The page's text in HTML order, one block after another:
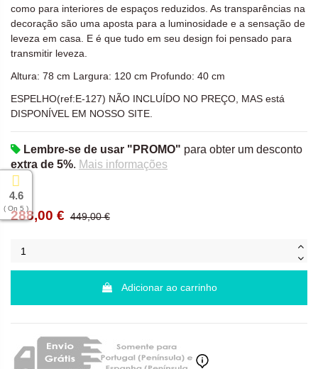
4.6
( On 5 )
como para interiores de espaços reduzidos. As transparências na
decoração são uma aposta para a luminosidade e a sensação de
leveza em casa. E é que tudo em seu design foi pensado para
transmitir leveza.
Altura: 78 cm Largura: 120 cm Profundo: 40 cm
ESPELHO(ref:E-127) NÃO INCLUÍDO NO PREÇO, MAS está
DISPONÍVEL EM NOSSO SITE.
Lembre-se de usar "PROMO" para obter um desconto
extra de 5%. Mais informações
288,00 € 449,00 €
Adicionar ao carrinho